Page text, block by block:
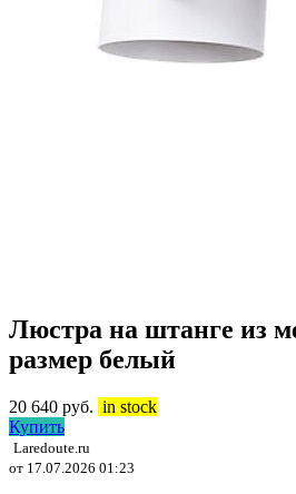
Люстра на штанге из
размер белый
20 640 руб. in stock
Купить
Laredoute.ru
от 17.07.2026 01:23